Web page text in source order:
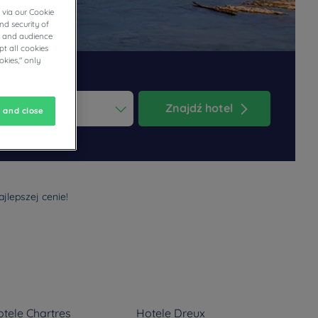
Znajdź hotel
cenie!
Chartres Hotele Dreux
our Cookie
security of
and audience
all cookies
only
and close